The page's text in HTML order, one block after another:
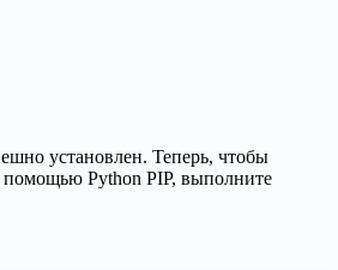
установлен. Теперь, чтобы
помощью Python PIP, выполните